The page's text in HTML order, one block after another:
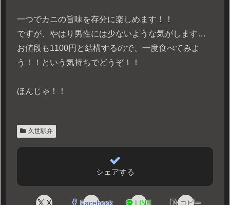
一つでカニの旨味を存分に楽しめます！！
ですが、やはり男性には少ないような気がします…
お値段も1100円と結構するので、一度食べてみよ
う！！という気持ちでどうぞ！！
ほんじゃ！！
久世駅弁
シェアする
X Facebook LINE コピー